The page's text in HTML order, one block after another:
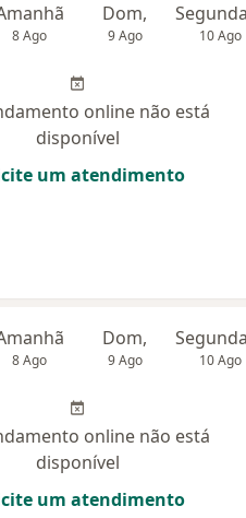
8 Ago
Dom,
9 Ago 10 Ago
online não está
disponível
um atendimento
8 Ago
Dom,
9 Ago 10 Ago
online não está
disponível
um atendimento